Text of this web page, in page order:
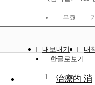
무료
내보내기
내
한글로보기
1
治療的 消